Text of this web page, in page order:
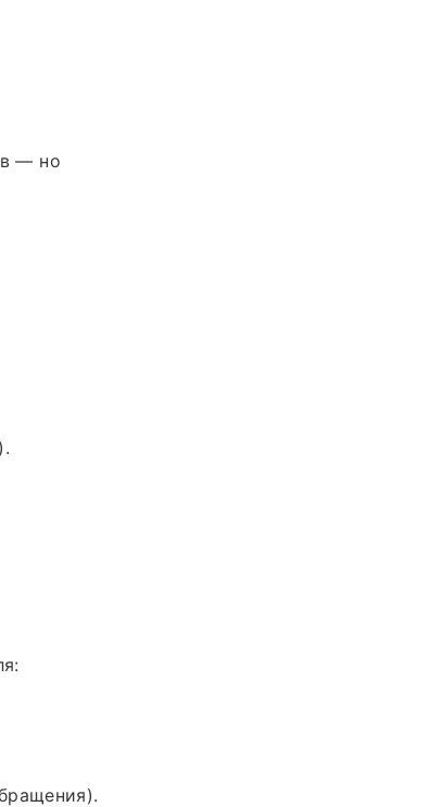
— но